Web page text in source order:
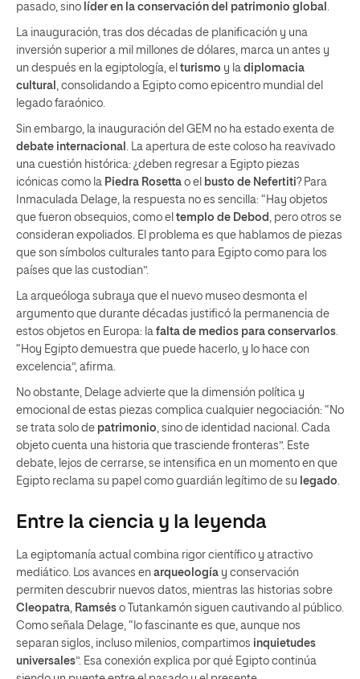
pasado, sino líder en la conservación del patrimonio global
La inauguración, tras dos décadas de planificación y una
inversión superior a mil millones de dólares, marca un antes y
un después en la egiptología, el turismo y la diplomacia
cultural
, consolidando a Egipto como epicentro mundial del
legado faraónico.
Sin embargo, la inauguración del GEM no ha estado exenta de
debate internacional
. La apertura de este coloso ha reavivado
una cuestión histórica: ¿deben regresar a Egipto piezas
icónicas como la Piedra Rosetta o el busto de Nefertiti? Para
Inmaculada Delage, la respuesta no es sencilla: “Hay objetos
que fueron obsequios, como el templo de Debod
, pero otros se
consideran expoliados. El problema es que hablamos de piezas
que son símbolos culturales tanto para Egipto como para los
países que las custodian”.
La arqueóloga subraya que el nuevo museo desmonta el
argumento que durante décadas justificó la permanencia de
estos objetos en Europa: la falta de medios para conservarlos
“Hoy Egipto demuestra que puede hacerlo, y lo hace con
excelencia”, afirma.
No obstante, Delage advierte que la dimensión política y
emocional de estas piezas complica cualquier negociación: “No
se trata solo de patrimonio , sino de identidad nacional. Cada
objeto cuenta una historia que trasciende fronteras”. Este
debate, lejos de cerrarse, se intensifica en un momento en que
Egipto reclama su papel como guardián legítimo de su legado
Entre la ciencia y la leyenda
La egiptomanía actual combina rigor científico y atractivo
mediático. Los avances en arqueología y conservación
permiten descubrir nuevos datos, mientras las historias sobre
Cleopatra Ramsés o Tutankamón siguen cautivando al público.
Como señala Delage, “lo fascinante es que, aunque nos
separan siglos, incluso milenios, compartimos inquietudes
universales”. Esa conexión explica por qué Egipto continúa